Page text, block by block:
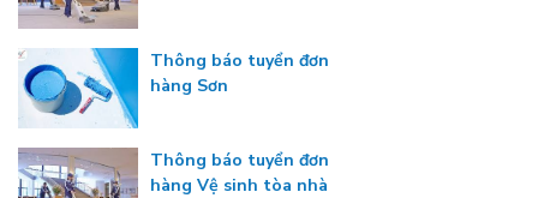
Thông báo tuyển đơn
hàng Sơn
Thông báo tuyển đơn
hàng Vệ sinh tòa nhà